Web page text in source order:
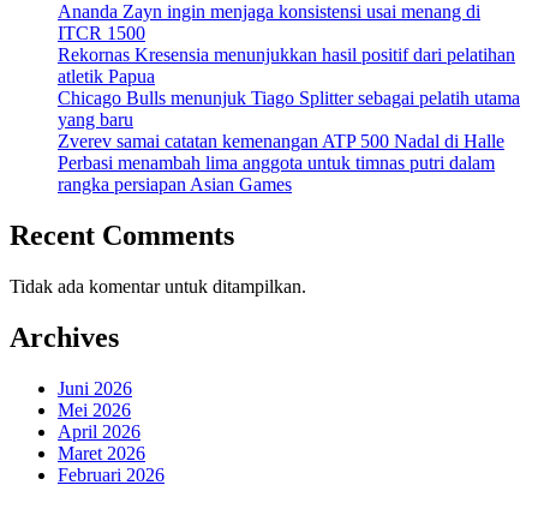
Ananda Zayn ingin menjaga konsistensi usai menang di
ITCR 1500
Rekornas Kresensia menunjukkan hasil positif dari pelatihan
atletik Papua
Chicago Bulls menunjuk Tiago Splitter sebagai pelatih utama
yang baru
Zverev samai catatan kemenangan ATP 500 Nadal di Halle
Perbasi menambah lima anggota untuk timnas putri dalam
rangka persiapan Asian Games
Recent Comments
Tidak ada komentar untuk ditampilkan.
Archives
Juni 2026
Mei 2026
April 2026
Maret 2026
Februari 2026